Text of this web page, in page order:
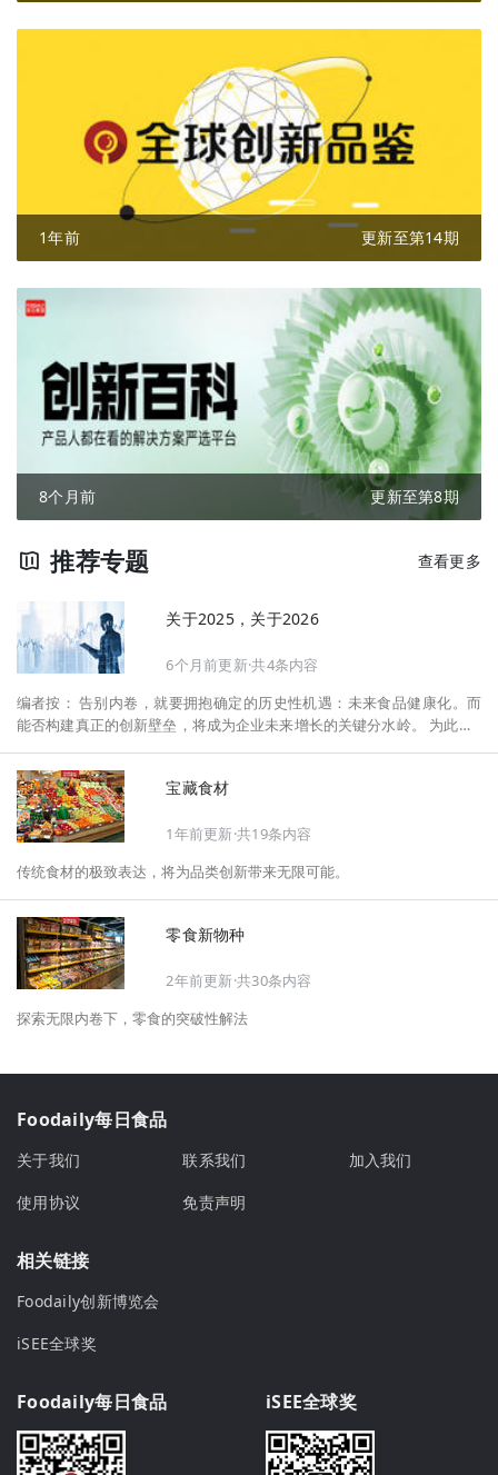
1年前 更新至第14期
8个月前 更新至第8期
推荐专题 查看更多
关于2025，关于2026
6个月前更新·共4条内容
编者按： 告别内卷，就要拥抱确定的历史性机遇：未来食品健康化。而
能否构建真正的创新壁垒，将成为企业未来增长的关键分水岭。 为此，F
将以“创新产品”透视“未来机会”，以全球视野探寻中国机遇、增长解法，
拆解年度标杆的增长逻辑与谋篇布局，深挖“药食同源”“低GI”“老龄营
养”“清洁标签”等热门赛道的爆品基因，从趋势预判、品类创新、未来增长
机会、企业战略布局以及渠道变革等，为行业提供务实、前瞻的开年创新
宝藏食材
1年前更新·共19条内容
传统食材的极致表达，将为品类创新带来无限可能。
零食新物种
2年前更新·共30条内容
探索无限内卷下，零食的突破性解法
Foodaily每日食品
关于我们 联系我们
加入我们
使用协议
免责声明
相关链接
Foodaily创新博览会
iSEE全球奖
Foodaily每日食品 iSEE全球奖